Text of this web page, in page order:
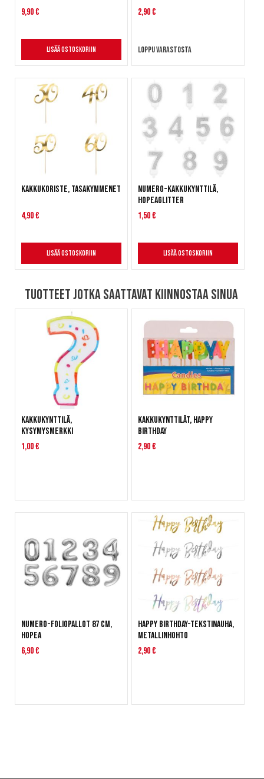
9,90 €
Lisää ostoskoriin
2,90 €
Loppu varastosta
Kakkukoriste, tasakymmenet
4,90 €
Lisää ostoskoriin
Numero-kakkukynttilä,
hopeaglitter
1,50 €
Lisää ostoskoriin
Tuotteet jotka saattavat kiinnostaa sinua
Kakkukynttilä,
kysymysmerkki
1,00 €
Kakkukynttilät, Happy
Birthday
2,90 €
Numero-foliopallot 87 cm,
hopea
6,90 €
Happy Birthday-tekstinauha,
metallinhohto
2,90 €